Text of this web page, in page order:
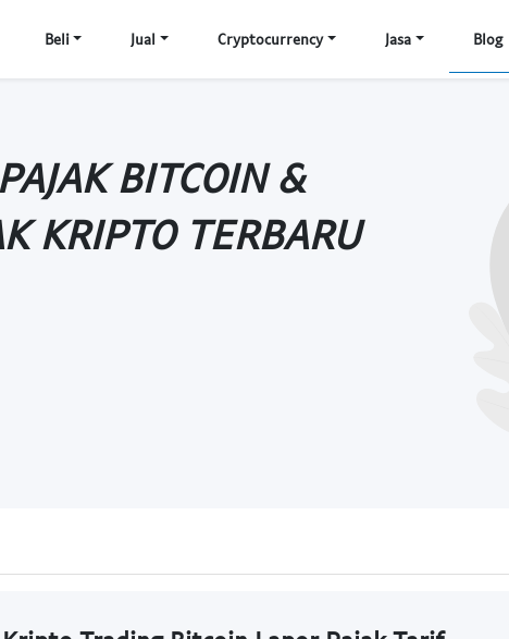
Beli Jual Cryptocurrency Jasa Blog
BITCOIN &
KRIPTO TERBARU